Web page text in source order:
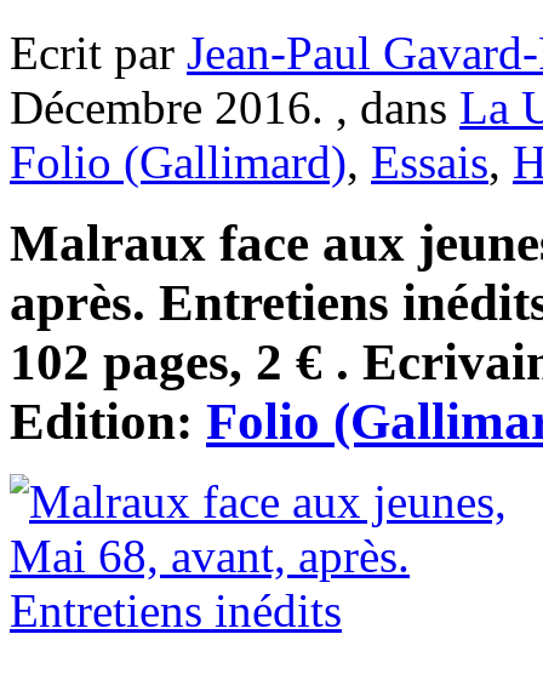
Ecrit par Jean-Paul
Décembre 2016. , dans La
Folio (Gallimard), Essais,
Malraux face aux
après. Entretiens
102 pages, 2 € .
Edition: Folio